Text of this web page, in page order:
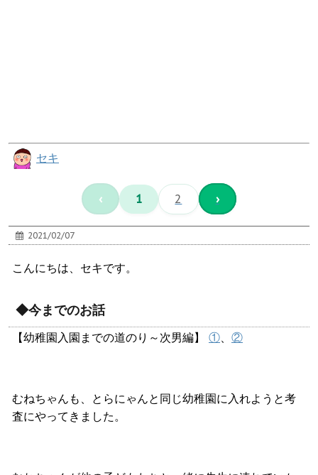
セキ
‹ 1 2 ›
2021/02/07
こんにちは、セキです。
◆今までのお話
【幼稚園入園までの道のり～次男編】 ①、 ②
むねちゃんも、とらにゃんと同じ幼稚園に入れようと考
査にやってきました。